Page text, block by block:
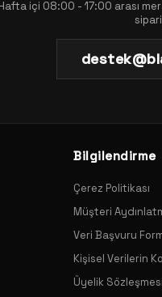
içi 08:00 - 17:00 arası
Bilgilendirme
Çerez Politikası
Müşteri
Veri Başvuru
Kişisel Verilerin
Üyelik Sözleşmesi